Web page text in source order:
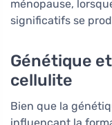
ménopause,
significatifs se
Génétique
cellulite
Bien que la